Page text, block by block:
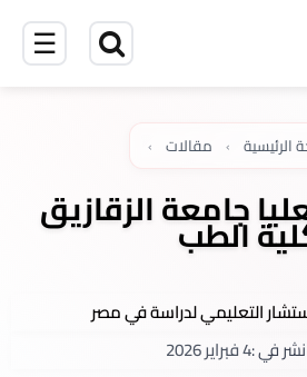
☰
مقالات
جامعة الزقازيق
الطب
التعليمي لدراسة في مصر
في :4 فبراير 2026